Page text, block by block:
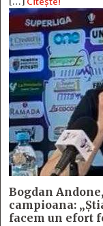
Bogdan
campioana:
facem un efort